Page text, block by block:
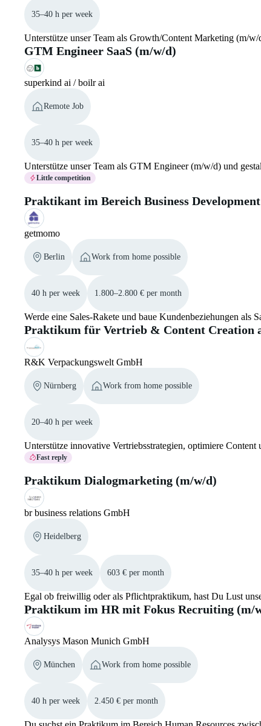
35–40 h per week
Unterstütze unser Team als Growth/Content Marketing (m/
GTM Engineer SaaS (m/w/d)
superkind ai / boilr ai
Remote Job
35–40 h per week
Unterstütze unser Team als GTM Engineer (m/w/d) und
Little competition
Praktikant im Bereich Business
getmomo
Berlin Work from home possible
40 h per week 1.800–2.800 € per month
Werde eine Sales-Rakete und baue Kundenbeziehungen als
Praktikum für Vertrieb & Content Creation
R&K Verpackungswelt GmbH
Nürnberg Work from home possible
20–40 h per week
Unterstütze innovative Vertriebsstrategien, optimiere
Fast reply
Praktikum Dialogmarketing (m/w/d)
br business relations GmbH
Heidelberg
35–40 h per week 603 € per month
Egal ob freiwillig oder als Pflichtpraktikum, hast Du Lust
Praktikum im HR mit Fokus Recruiting (m/
Analysys Mason Munich GmbH
München Work from home possible
40 h per week 2.450 € per month